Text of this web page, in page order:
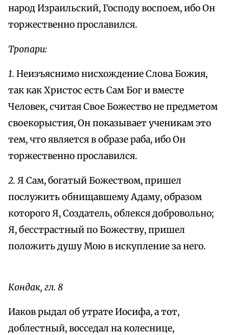
народ Израильский, Господу воспоем, ибо Он
торжественно прославился.
Тропари:
1. Неизъяснимо нисхождение Слова Божия,
так как Христос есть Сам Бог и вместе
Человек, считая Свое Божество не предметом
своекорыстия, Он показывает ученикам это
тем, что является в образе раба, ибо Он
торжественно прославился.
2. Я Сам, богатый Божеством, пришел
послужить обнищавшему Адаму, образом
которого Я, Создатель, облекся добровольно;
Я, бесстрастный по Божеству, пришел
положить душу Мою в искупление за него.
Кондак, гл. 8
Иаков рыдал об утрате Иосифа, а тот,
доблестный, восседал на колеснице,